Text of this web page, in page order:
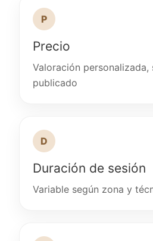
P
Precio
Valoración
publicado
D
Duración de sesión
Variable según zona y